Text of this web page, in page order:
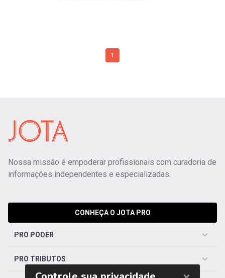
1
Nossa missão é empoderar profissionais com curadoria de
informações independentes e especializadas.
CONHEÇA O JOTA PRO
PRO PODER
PRO TRIBUTOS